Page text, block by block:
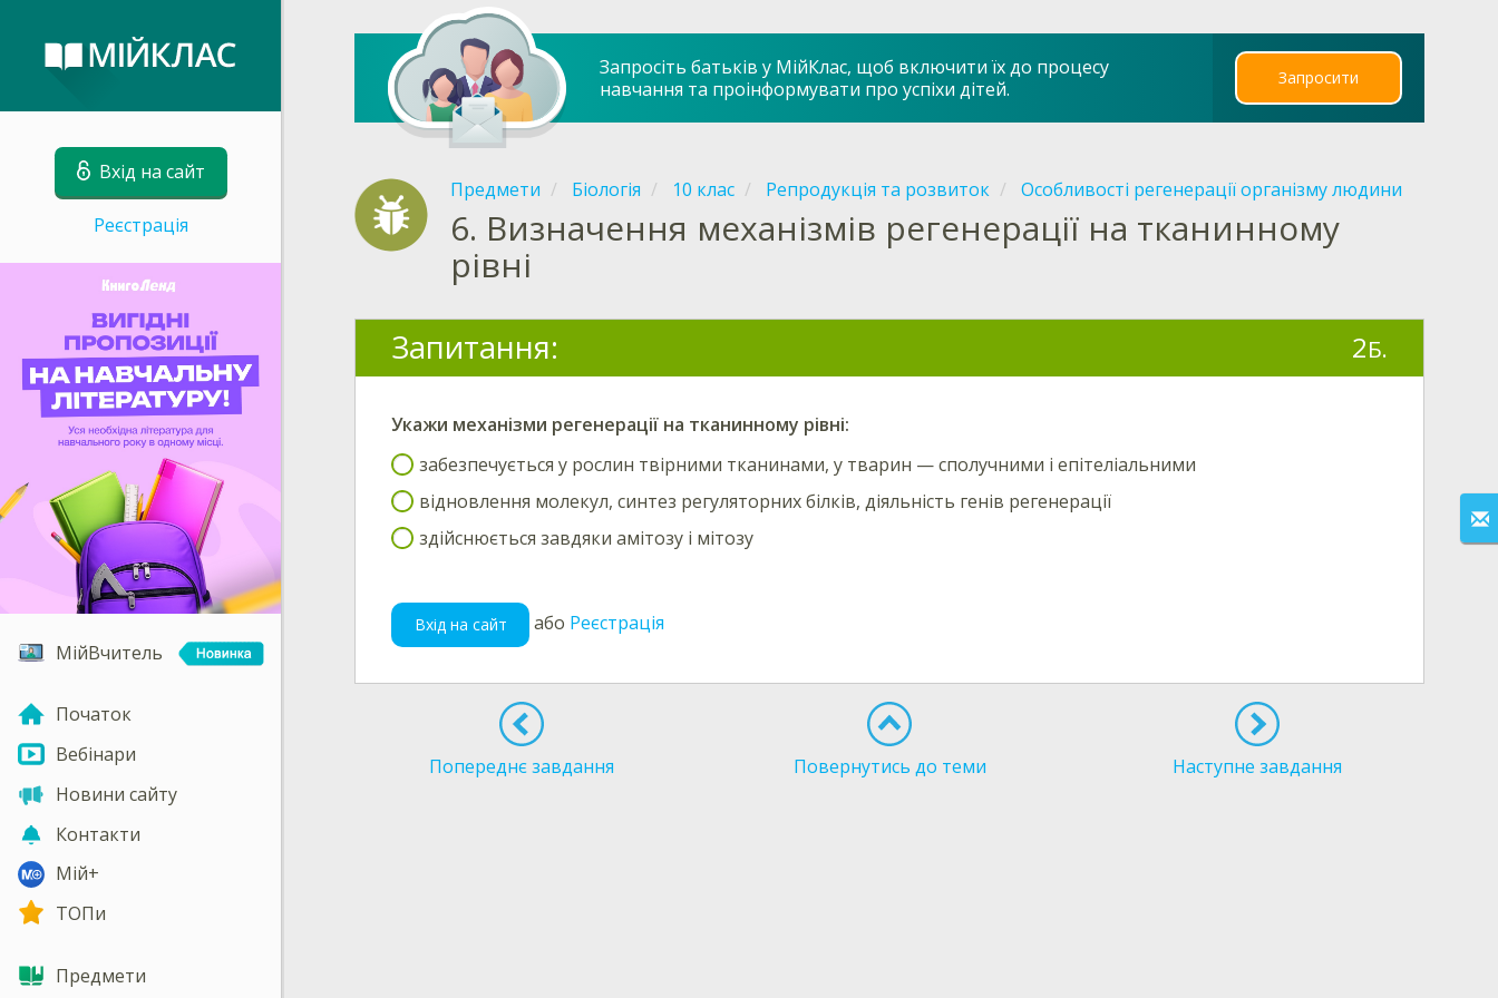
Вхід на сайт
Реєстрація
МійВчитель
Початок
Вебінари
Новини сайту
Контакти
Мій+
ТОПи
Предмети
Запросіть батьків у МійКлас, щоб включити їх до процесу
навчання та проінформувати про успіхи дітей.
Запросити
Предмети Біологія 10 клас Репродукція та розвиток Особливості регенерації організму людини
6. Визначення механізмів регенерації на тканинному
рівні
Запитання: 2Б.
Укажи механізми регенерації на тканинному рівні:
забезпечується у рослин твірними тканинами, у тварин — сполучними і епітеліальними
відновлення молекул, синтез регуляторних білків, діяльність генів регенерації
здійснюється завдяки амітозу і мітозу
Вхід на сайт або Реєстрація
Попереднє завдання Повернутись до теми Наступне завдання